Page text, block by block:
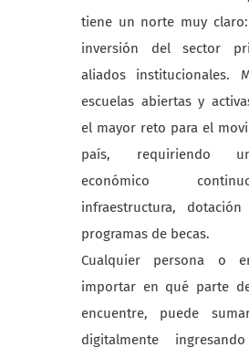
tiene un norte muy
inversión del sector
aliados institucionales.
escuelas abiertas y
el mayor reto para el
país, requiriendo
económico
infraestructura,
programas de becas.
Cualquier persona o
importar en qué parte
encuentre, puede
digitalmente